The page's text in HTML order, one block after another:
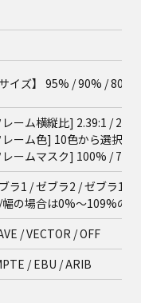
サイズ】 95% / 90% / 80%
ーム横縦比] 2.39:1 /
ーム色] 10色から選択可
ームマスク] 100% /
ラ1 / ゼブラ2 / ゼブラ
の場合は0%～109%の
/ VECTOR / OFF
/ EBU / ARIB